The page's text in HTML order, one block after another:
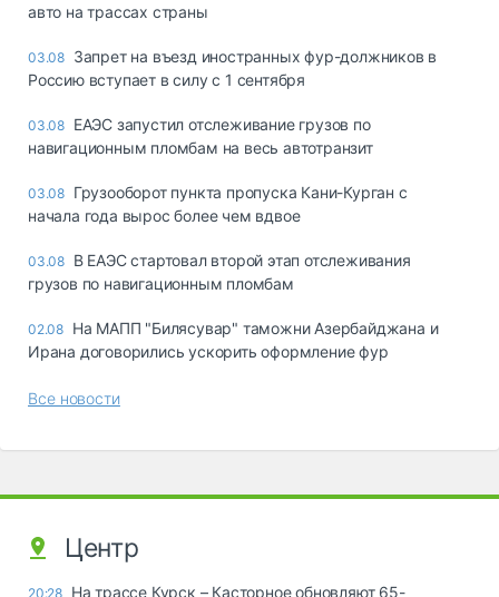
авто на трассах страны
03.08 Запрет на въезд иностранных фур-должников в
Россию вступает в силу с 1 сентября
03.08 ЕАЭС запустил отслеживание грузов по
навигационным пломбам на весь автотранзит
03.08 Грузооборот пункта пропуска Кани-Курган с
начала года вырос более чем вдвое
03.08 В ЕАЭС стартовал второй этап отслеживания
грузов по навигационным пломбам
02.08 На МАПП "Билясувар" таможни Азербайджана и
Ирана договорились ускорить оформление фур
Все новости
Центр
20:28 На трассе Курск – Касторное обновляют 65-